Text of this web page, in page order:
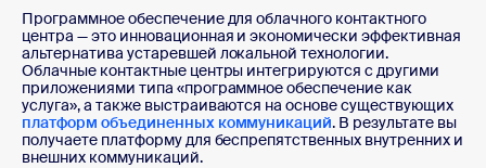
Программное обеспечение для облачного контактного
центра — это инновационная и экономически эффективная
альтернатива устаревшей локальной технологии.
Облачные контактные центры интегрируются с другими
приложениями типа «программное обеспечение как
услуга», а также выстраиваются на основе существующих
платформ объединенных коммуникаций. В результате вы
получаете платформу для беспрепятственных внутренних и
внешних коммуникаций.